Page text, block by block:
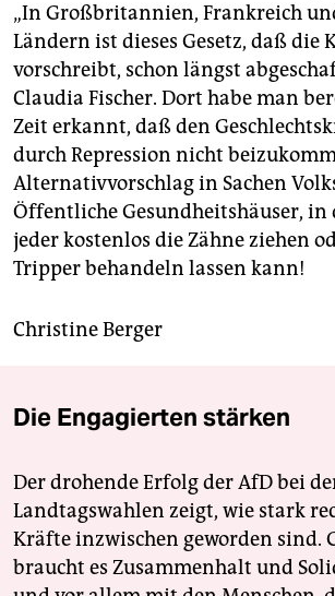
„In Großbritannien, Frankreich
Ländern ist dieses Gesetz, daß die
vorschreibt, schon längst
Claudia Fischer. Dort habe man
Zeit erkannt, daß den
durch Repression nicht
Alternativvorschlag in Sachen
Öffentliche Gesundheitshäuser, in
jeder kostenlos die Zähne ziehen
Tripper behandeln lassen kann!
Christine Berger
Die Engagierten stärken
Der drohende Erfolg der AfD bei
Landtagswahlen zeigt, wie stark
Kräfte inzwischen geworden sind.
braucht es Zusammenhalt und